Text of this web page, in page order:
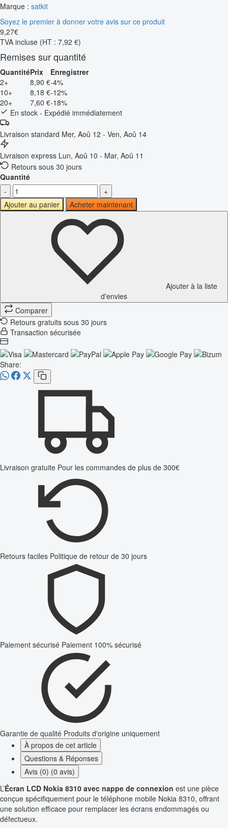
Marque : satkit
Soyez le premier à donner votre avis sur ce produit
9,27€
TVA incluse (HT : 7,92 €)
Remises sur quantité
QuantitéPrix
Enregistrer
2+
8,90 €-4%
10+
8,18 €-12%
20+
7,60 €-18%
En stock - Expédié immédiatement
Livraison standard Mer, Aoû 12 - Ven, Aoû 14
Livraison express Lun, Aoû 10 - Mar, Aoû 11
Retours sous 30 jours
Quantité
-
+
Ajouter au panier
Acheter maintenant
Ajouter à la liste
d'envies
Comparer
Retours gratuits sous 30 jours
Transaction sécurisée
Share:
Livraison gratuite Pour les commandes de plus de 300€
Retours faciles Politique de retour de 30 jours
Paiement sécurisé Paiement 100% sécurisé
Garantie de qualité Produits d'origine uniquement
À propos de cet article
Questions & Réponses
Avis (0) (0 avis)
L’Écran LCD Nokia 8310 avec nappe de connexion est une pièce
conçue spécifiquement pour le téléphone mobile Nokia 8310, offrant
une solution efficace pour remplacer les écrans endommagés ou
défectueux.